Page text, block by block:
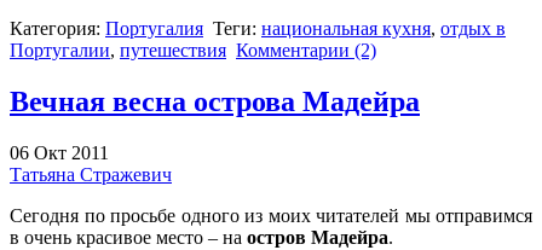
Категория: Португалия Теги: национальная кухня, отдых в
Португалии, путешествия Комментарии (2)
Вечная весна острова Мадейра
06 Окт 2011
Татьяна Стражевич
Сегодня по просьбе одного из моих читателей мы отправимся
в очень красивое место – на остров Мадейра.